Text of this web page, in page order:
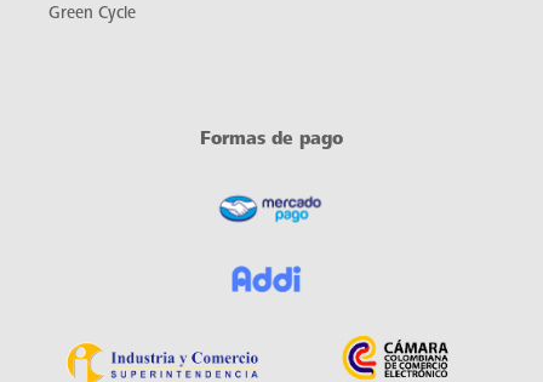
Green Cycle
Formas de pago